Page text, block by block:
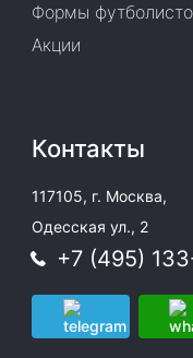
Формы
Акции
Контакты
117105, г. Москва,
Одесская ул., 2
+7 (495)